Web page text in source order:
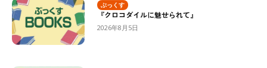
ぶっくす
『クロコダイルに魅せられて』
2026年8月5日